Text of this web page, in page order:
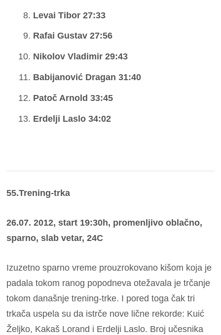
Levai Tibor 27:33
Rafai Gustav 27:56
Nikolov Vladimir 29:43
Babijanović Dragan 31:40
Patoč Arnold 33:45
Erdelji Laslo 34:02
55.Trening-trka
26.07. 2012, start 19:30h, promenljivo oblačno,
sparno, slab vetar, 24C
Izuzetno sparno vreme prouzrokovano kišom koja je
padala tokom ranog popodneva otežavala je trčanje
tokom današnje trening-trke. I pored toga čak tri
trkača uspela su da istrče nove lične rekorde: Kuić
Željko, Kakaš Lorand i Erdelji Laslo. Broj učesnika